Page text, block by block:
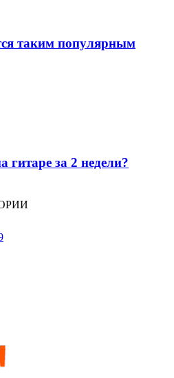
таким популярным
гитаре за 2 недели?